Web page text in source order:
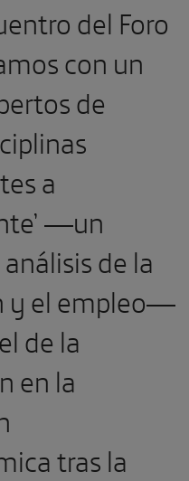
del Foro
con un
de
a
—un
de la
y el empleo—
de la
en la
tras la